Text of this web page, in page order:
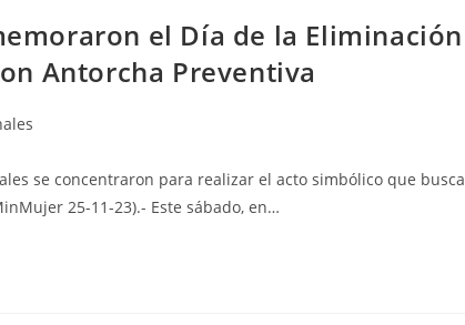
el Día de la Eliminación
Antorcha Preventiva
se concentraron para realizar el acto simbólico que busca
25-11-23).- Este sábado, en…